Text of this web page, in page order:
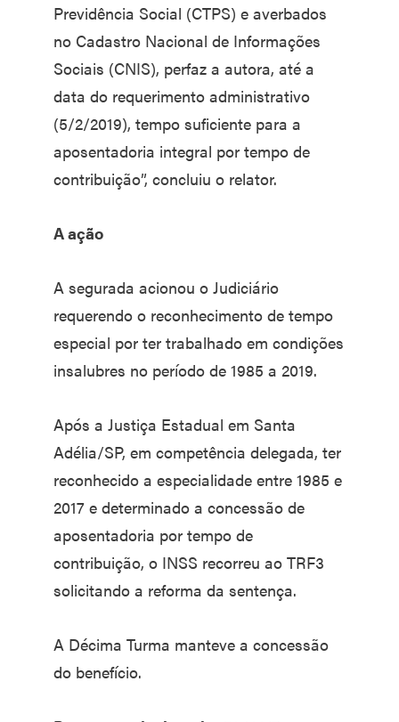
Previdência Social (CTPS) e averbados
no Cadastro Nacional de Informações
Sociais (CNIS), perfaz a autora, até a
data do requerimento administrativo
(5/2/2019), tempo suficiente para a
aposentadoria integral por tempo de
contribuição”, concluiu o relator.
A ação
A segurada acionou o Judiciário
requerendo o reconhecimento de tempo
especial por ter trabalhado em condições
insalubres no período de 1985 a 2019.
Após a Justiça Estadual em Santa
Adélia/SP, em competência delegada, ter
reconhecido a especialidade entre 1985 e
2017 e determinado a concessão de
aposentadoria por tempo de
contribuição, o INSS recorreu ao TRF3
solicitando a reforma da sentença.
A Décima Turma manteve a concessão
do benefício.